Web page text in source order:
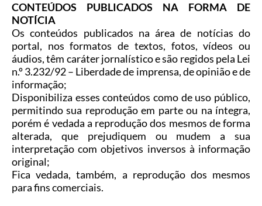
CONTEÚDOS PUBLICADOS NA FORMA DE
NOTÍCIA
Os conteúdos publicados na área de notícias do
portal, nos formatos de textos, fotos, vídeos ou
áudios, têm caráter jornalístico e são regidos pela Lei
n.º 3.232/92 – Liberdade de imprensa, de opinião e de
informação;
Disponibiliza esses conteúdos como de uso público,
permitindo sua reprodução em parte ou na íntegra,
porém é vedada a reprodução dos mesmos de forma
alterada, que prejudiquem ou mudem a sua
interpretação com objetivos inversos à informação
original;
Fica vedada, também, a reprodução dos mesmos
para fins comerciais.